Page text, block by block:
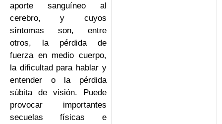
aporte sanguíneo al
cerebro, y cuyos
síntomas son, entre
otros, la pérdida de
fuerza en medio cuerpo,
la dificultad para hablar y
entender o la pérdida
súbita de visión. Puede
provocar importantes
secuelas físicas e